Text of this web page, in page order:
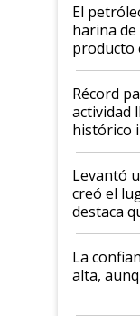
El
harina
producto
el agro
diez
liderazgo
récord
Récord
actividad
histórico
cosecha
Levantó
creó el
destaca
plata a
Juan
que de
La
alta,